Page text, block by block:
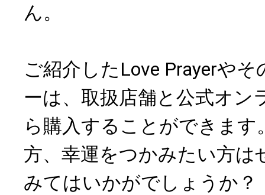
ん。
ご紹介したLove Prayerや
ーは、取扱店舗と公式オン
ら購入することができま
方、幸運をつかみたい方は
みてはいかがでしょうか？